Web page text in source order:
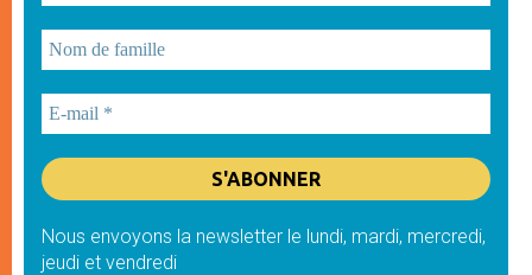
Nous envoyons la newsletter le lundi, mardi, mercredi,
jeudi et vendredi